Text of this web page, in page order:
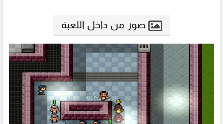
صور من داخل اللعبة